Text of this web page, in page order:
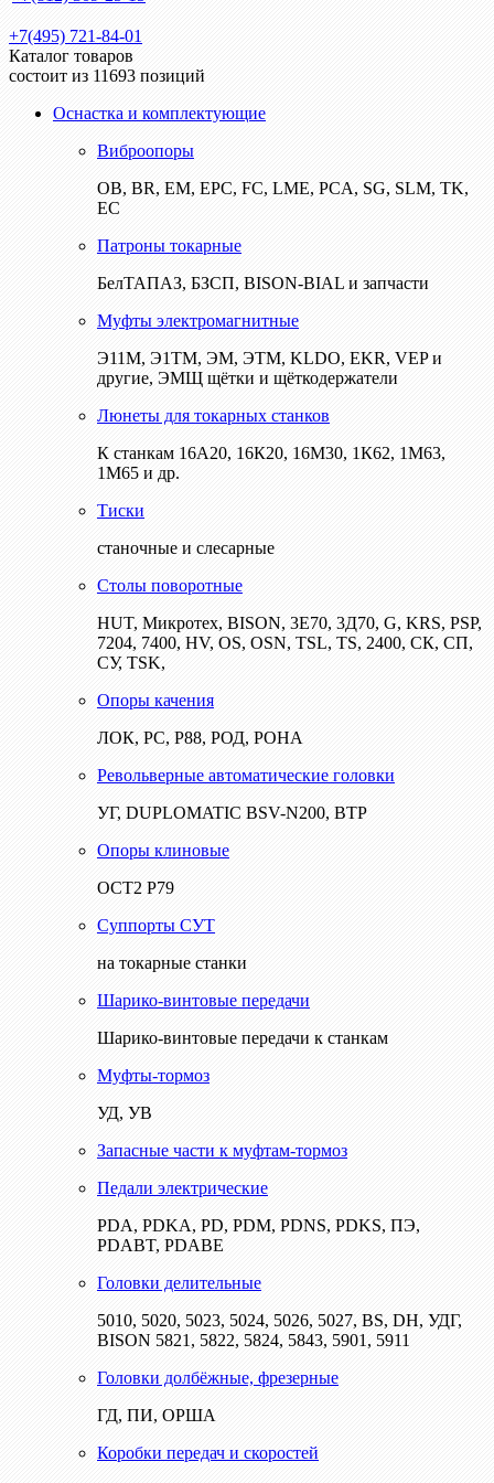
+7(495) 721-84-01
Каталог товаров
состоит из 11693 позиций
Оснастка и комплектующие
Виброопоры
ОВ, BR, EM, EPC, FC, LME, PCA, SG, SLM, TK,
EC
Патроны токарные
БелТАПАЗ, БЗСП, BISON-BIAL и запчасти
Муфты электромагнитные
Э11М, Э1ТМ, ЭМ, ЭТМ, KLDO, EKR, VEP и
другие, ЭМЩ щётки и щёткодержатели
Люнеты для токарных станков
К станкам 16А20, 16К20, 16М30, 1К62, 1М63,
1М65 и др.
Тиски
станочные и слесарные
Столы поворотные
HUT, Микротех, BISON, 3Е70, 3Д70, G, KRS, PSP,
7204, 7400, HV, OS, OSN, TSL, TS, 2400, СК, СП,
СУ, TSK,
Опоры качения
ЛОК, РС, Р88, РОД, РОНА
Револьверные автоматические головки
УГ, DUPLOMATIC BSV-N200, ВТР
Опоры клиновые
ОСТ2 Р79
Суппорты СУТ
на токарные станки
Шарико-винтовые передачи
Шарико-винтовые передачи к станкам
Муфты-тормоз
УД, УВ
Запасные части к муфтам-тормоз
Педали электрические
PDA, PDKA, PD, PDM, PDNS, PDKS, ПЭ,
PDABT, PDABE
Головки делительные
5010, 5020, 5023, 5024, 5026, 5027, BS, DH, УДГ,
BISON 5821, 5822, 5824, 5843, 5901, 5911
Головки долбёжные, фрезерные
ГД, ПИ, ОРША
Коробки передач и скоростей